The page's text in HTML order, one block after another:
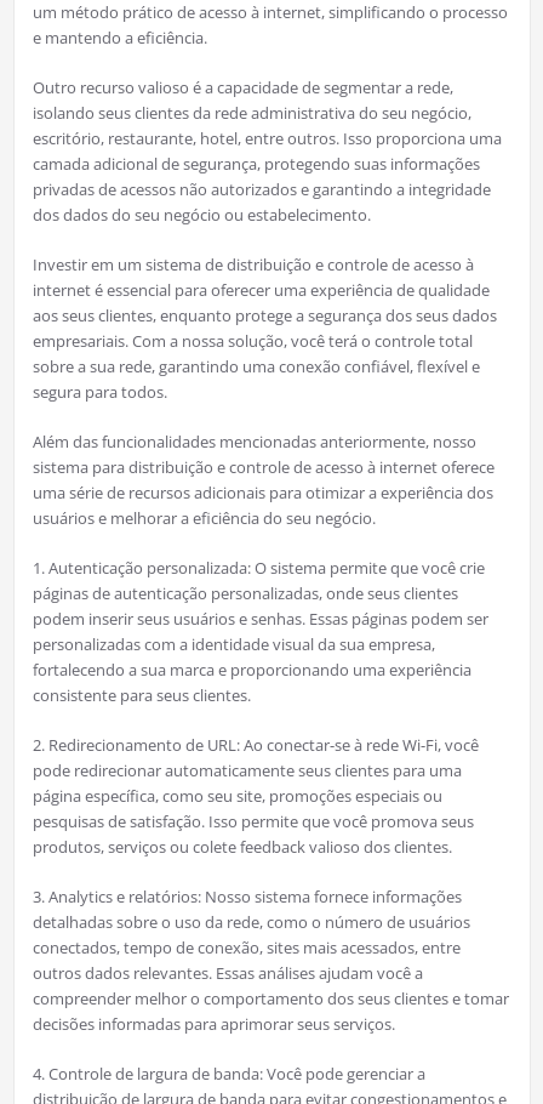
um método prático de acesso à internet, simplificando o processo
e mantendo a eficiência.
Outro recurso valioso é a capacidade de segmentar a rede,
isolando seus clientes da rede administrativa do seu negócio,
escritório, restaurante, hotel, entre outros. Isso proporciona uma
camada adicional de segurança, protegendo suas informações
privadas de acessos não autorizados e garantindo a integridade
dos dados do seu negócio ou estabelecimento.
Investir em um sistema de distribuição e controle de acesso à
internet é essencial para oferecer uma experiência de qualidade
aos seus clientes, enquanto protege a segurança dos seus dados
empresariais. Com a nossa solução, você terá o controle total
sobre a sua rede, garantindo uma conexão confiável, flexível e
segura para todos.
Além das funcionalidades mencionadas anteriormente, nosso
sistema para distribuição e controle de acesso à internet oferece
uma série de recursos adicionais para otimizar a experiência dos
usuários e melhorar a eficiência do seu negócio.
1. Autenticação personalizada: O sistema permite que você crie
páginas de autenticação personalizadas, onde seus clientes
podem inserir seus usuários e senhas. Essas páginas podem ser
personalizadas com a identidade visual da sua empresa,
fortalecendo a sua marca e proporcionando uma experiência
consistente para seus clientes.
2. Redirecionamento de URL: Ao conectar-se à rede Wi-Fi, você
pode redirecionar automaticamente seus clientes para uma
página específica, como seu site, promoções especiais ou
pesquisas de satisfação. Isso permite que você promova seus
produtos, serviços ou colete feedback valioso dos clientes.
3. Analytics e relatórios: Nosso sistema fornece informações
detalhadas sobre o uso da rede, como o número de usuários
conectados, tempo de conexão, sites mais acessados, entre
outros dados relevantes. Essas análises ajudam você a
compreender melhor o comportamento dos seus clientes e tomar
decisões informadas para aprimorar seus serviços.
4. Controle de largura de banda: Você pode gerenciar a
distribuição de largura de banda para evitar congestionamentos e